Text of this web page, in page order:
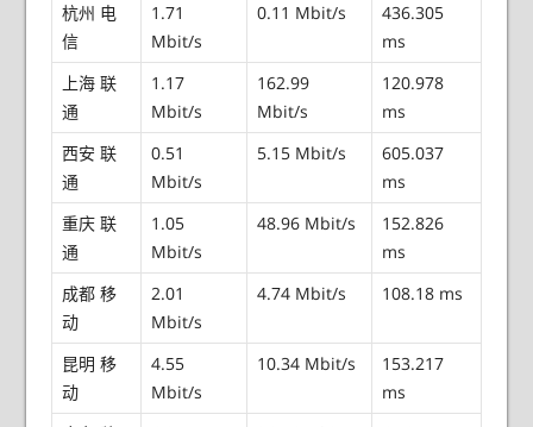
杭州 电
信
1.71
Mbit/s
0.11 Mbit/s
436.305
ms
上海 联
通
1.17
Mbit/s
162.99
Mbit/s
120.978
ms
西安 联
通
0.51
Mbit/s
5.15 Mbit/s
605.037
ms
重庆 联
通
1.05
Mbit/s
48.96 Mbit/s
152.826
ms
成都 移
动
2.01
Mbit/s
4.74 Mbit/s 108.18 ms
昆明 移
动
4.55
Mbit/s
10.34 Mbit/s
153.217
ms